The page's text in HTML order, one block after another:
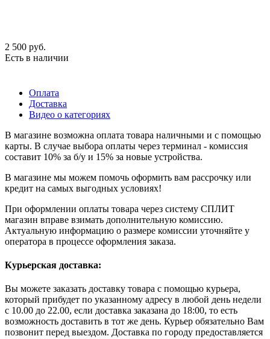
2 500 руб.
Есть в наличии
Оплата
Доставка
Видео о категориях
В магазине возможна оплата товара наличными и с помощью
карты. В случае выбора оплаты через терминал - комиссия
составит 10% за б/у и 15% за новые устройства.
В магазине мы можем помочь оформить вам рассрочку или
кредит на самых выгодных условиях!
При оформлении оплаты товара через систему СПЛИТ
магазин вправе взимать дополнительную комиссию.
Актуальную информацию о размере комиссии уточняйте у
оператора в процессе оформления заказа.
Курьерская доставка:
Вы можете заказать доставку товара с помощью курьера,
который прибудет по указанному адресу в любой день недели
с 10.00 до 22.00, если доставка заказана до 18:00, то есть
возможность доставить в тот же день. Курьер обязательно Вам
позвонит перед выездом. Доставка по городу предоставляется